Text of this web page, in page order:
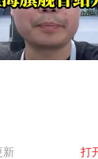
新 打